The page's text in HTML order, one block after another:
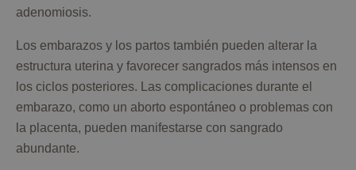
adenomiosis.
Los embarazos y los partos también pueden alterar la
estructura uterina y favorecer sangrados más intensos en
los ciclos posteriores. Las complicaciones durante el
embarazo, como un aborto espontáneo o problemas con
la placenta, pueden manifestarse con sangrado
abundante.